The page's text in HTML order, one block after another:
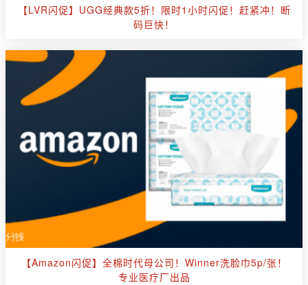
【LVR闪促】UGG经典款5折！限时1小时闪促！赶紧冲！断
码巨快！
【Amazon闪促】全棉时代母公司！Winner洗脸巾5p/张！
专业医疗厂出品